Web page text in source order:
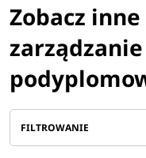
Zobacz
FILTROWANIE